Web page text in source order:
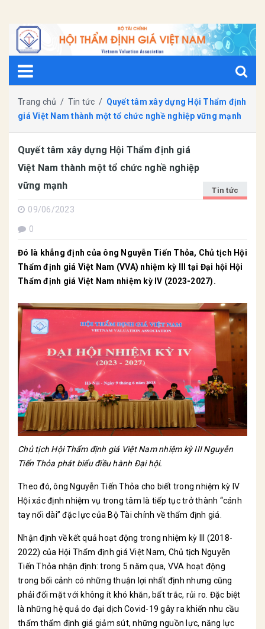
Trang chủ / Tin tức / Quyết tâm xây dựng Hội Thẩm định
giá Việt Nam thành một tổ chức nghề nghiệp vững mạnh
Quyết tâm xây dựng Hội Thẩm định giá
Việt Nam thành một tổ chức nghề nghiệp
vững mạnh
Tin tức
09/06/2023
0
Đó là khẳng định của ông Nguyễn Tiến Thỏa, Chủ tịch Hội
Thẩm định giá Việt Nam (VVA) nhiệm kỳ III tại Đại hội Hội
Thẩm định giá Việt Nam nhiệm kỳ IV (2023-2027).
Chủ tịch Hội Thẩm định giá Việt Nam nhiệm kỳ III Nguyễn
Tiến Thỏa phát biểu điều hành Đại hội.
Theo đó, ông Nguyễn Tiến Thỏa cho biết trong nhiệm kỳ IV
Hội xác định nhiệm vụ trong tâm là tiếp tục trở thành “cánh
tay nối dài” đặc lực của Bộ Tài chính về thẩm định giá.
Nhận định về kết quả hoạt động trong nhiệm kỳ III (2018-
2022) của Hội Thẩm định giá Việt Nam, Chủ tịch Nguyễn
Tiến Thỏa nhận định: trong 5 năm qua, VVA hoạt động
trong bối cảnh có những thuận lợi nhất định nhưng cũng
phải đối mặt với không ít khó khăn, bất trắc, rủi ro. Đặc biệt
là những hệ quả do đại dịch Covid-19 gây ra khiến nhu cầu
thẩm thẩm định giá giảm sút, những nguồn lực, năng lực